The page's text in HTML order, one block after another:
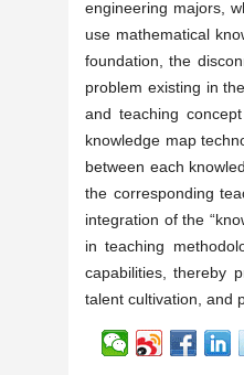
engineering majors,
use mathematical
foundation, the
problem existing in
and teaching
knowledge map
between each
the corresponding
integration of the
in teaching
capabilities, thereby
talent cultivation, and